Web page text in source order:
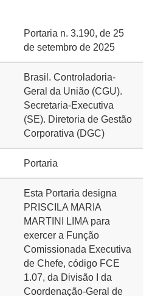
Portaria n. 3.190, de 25
de setembro de 2025
Brasil. Controladoria-
Geral da União (CGU).
Secretaria-Executiva
(SE). Diretoria de Gestão
Corporativa (DGC)
Portaria
Esta Portaria designa
PRISCILA MARIA
MARTINI LIMA para
exercer a Função
Comissionada Executiva
de Chefe, código FCE
1.07, da Divisão I da
Coordenação-Geral de